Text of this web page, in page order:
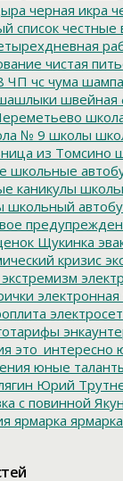
черная икра
списокчестные
чистая
ЧП чс чума
швейная
№ 9 школы
из Томсино
школьные
каникулы
школьный
Щукинка
кризис
экстремизм
электронная
это_интересно
юные
Юрий
с повинной
ярмарка